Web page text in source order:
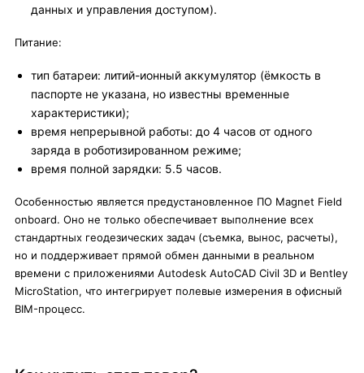
данных и управления доступом).
Питание:
тип батареи: литий-ионный аккумулятор (ёмкость в
паспорте не указана, но известны временные
характеристики);
время непрерывной работы: до 4 часов от одного
заряда в роботизированном режиме;
время полной зарядки: 5.5 часов.
Особенностью является предустановленное ПО Magnet Field
onboard. Оно не только обеспечивает выполнение всех
стандартных геодезических задач (съемка, вынос, расчеты),
но и поддерживает прямой обмен данными в реальном
времени с приложениями Autodesk AutoCAD Civil 3D и Bentley
MicroStation, что интегрирует полевые измерения в офисный
BIM-процесс.